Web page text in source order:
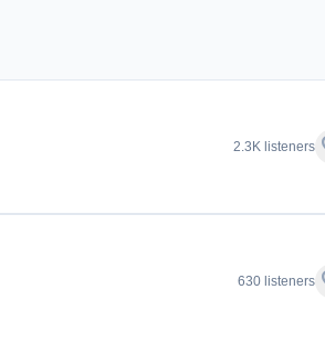
2.3K listeners
630 listeners